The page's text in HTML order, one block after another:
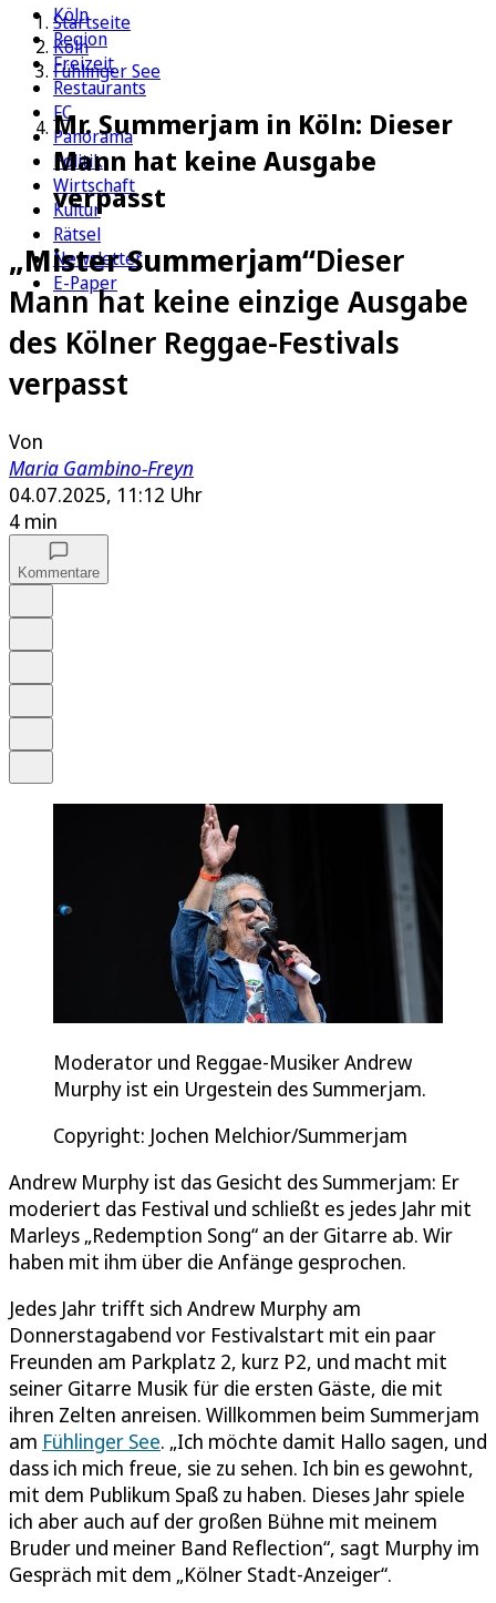
Köln
Region
Freizeit
Restaurants
FC
Panorama
Politik
Wirtschaft
Kultur
Rätsel
Newsletter
E-Paper
Startseite
Köln
Fühlinger See
Mr. Summerjam in Köln: Dieser
Mann hat keine Ausgabe
verpasst
„Mister Summerjam“Dieser
Mann hat keine einzige Ausgabe
des Kölner Reggae-Festivals
verpasst
Von
Maria Gambino-Freyn
04.07.2025, 11:12 Uhr
4 min
Kommentare
Moderator und Reggae-Musiker Andrew
Murphy ist ein Urgestein des Summerjam.
Copyright: Jochen Melchior/Summerjam
Andrew Murphy ist das Gesicht des Summerjam: Er
moderiert das Festival und schließt es jedes Jahr mit
Marleys „Redemption Song“ an der Gitarre ab. Wir
haben mit ihm über die Anfänge gesprochen.
Jedes Jahr trifft sich Andrew Murphy am
Donnerstagabend vor Festivalstart mit ein paar
Freunden am Parkplatz 2, kurz P2, und macht mit
seiner Gitarre Musik für die ersten Gäste, die mit
ihren Zelten anreisen. Willkommen beim Summerjam
am Fühlinger See. „Ich möchte damit Hallo sagen, und
dass ich mich freue, sie zu sehen. Ich bin es gewohnt,
mit dem Publikum Spaß zu haben. Dieses Jahr spiele
ich aber auch auf der großen Bühne mit meinem
Bruder und meiner Band Reflection“, sagt Murphy im
Gespräch mit dem „Kölner Stadt-Anzeiger“.